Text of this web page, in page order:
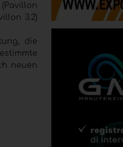
3.2)
die
neuen